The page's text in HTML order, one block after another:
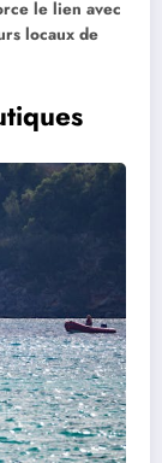
le lien avec
locaux de